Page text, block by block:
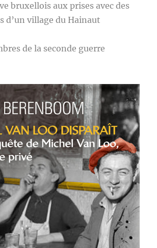
bruxellois aux prises avec des
d’un village du Hainaut
de la seconde guerre